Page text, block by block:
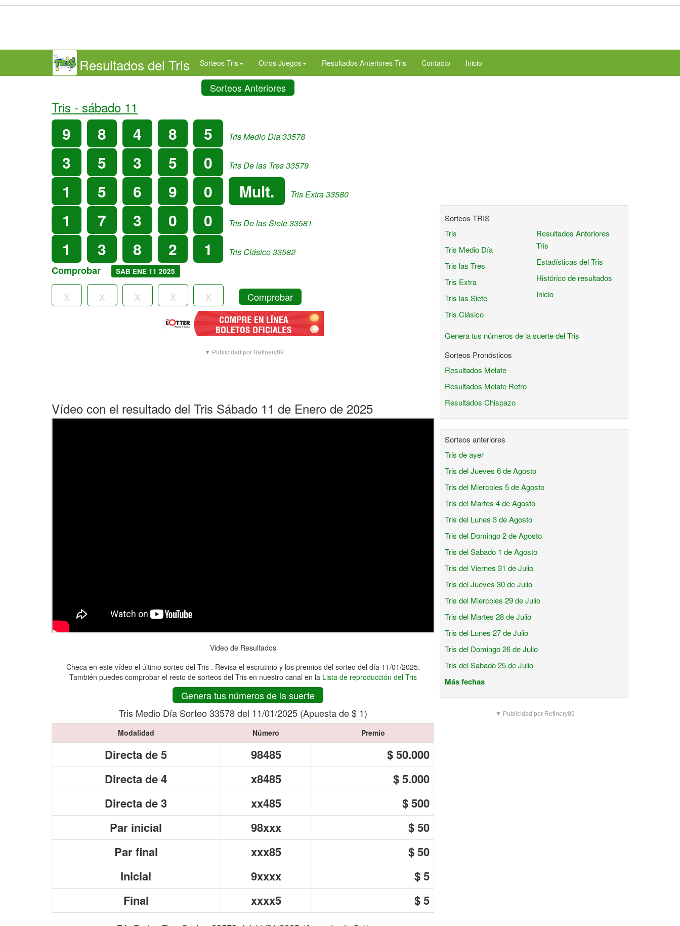
Resultados del Tris Sorteos Tris Otros Juegos Resultados Anteriores Tris Contacto Inicio
Sorteos Anteriores
Tris - sábado 11
9 8 4 8 5 Tris Medio Día 33578
3 5 3 5 0 Tris De las Tres 33579
1 5 6 9 0 Mult. Tris Extra 33580
1 7 3 0 0 Tris De las Siete 33581
1 3 8 2 1 Tris Clásico 33582
Comprobar SAB ENE 11 2025
Comprobar
▼ Publicidad por Refinery89
Vídeo con el resultado del Tris Sábado 11 de Enero de 2025
Video de Resultados
Checa en este vídeo el último sorteo del Tris . Revisa el escrutinio y los premios del sorteo del día 11/01/2025.
También puedes comprobar el resto de sorteos del Tris en nuestro canal en la Lista de reproducción del Tris
Genera tus números de la suerte
Tris Medio Día Sorteo 33578 del 11/01/2025 (Apuesta de $ 1)
Modalidad Número Premio
Directa de 5 98485
$ 50.000
Directa de 4
x8485
$ 5.000
Directa de 3
xx485
$ 500
Par inicial
98xxx
$ 50
Par final
xxx85
$ 50
Inicial
9xxxx
$ 5
Final
xxxx5 $ 5
Sorteos TRIS
Tris
Tris Medio Día
Tris las Tres
Tris Extra
Tris las Siete
Tris Clásico
Resultados Anteriores
Tris
Estadísticas del Tris
Histórico de resultados
Inicio
Genera tus números de la suerte del Tris
Sorteos Pronósticos
Resultados Melate
Resultados Melate Retro
Resultados Chispazo
Sorteos anteriores
Tris de ayer
Tris del Jueves 6 de Agosto
Tris del Miercoles 5 de Agosto
Tris del Martes 4 de Agosto
Tris del Lunes 3 de Agosto
Tris del Domingo 2 de Agosto
Tris del Sabado 1 de Agosto
Tris del Viernes 31 de Julio
Tris del Jueves 30 de Julio
Tris del Miercoles 29 de Julio
Tris del Martes 28 de Julio
Tris del Lunes 27 de Julio
Tris del Domingo 26 de Julio
Tris del Sabado 25 de Julio
Más fechas
▼ Publicidad por Refinery89